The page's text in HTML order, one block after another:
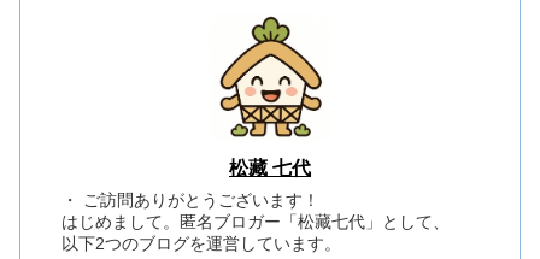
松藏 七代
・ ご訪問ありがとうございます！
はじめまして。匿名ブロガー「松藏七代」として、
以下2つのブログを運営しています。